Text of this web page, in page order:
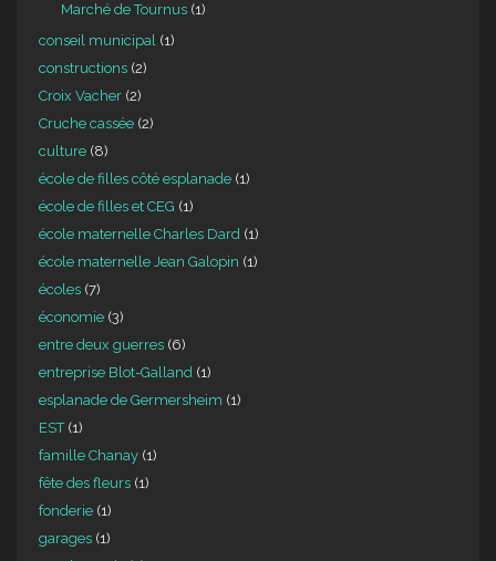
Marché de Tournus (1)
conseil municipal (1)
constructions (2)
Croix Vacher (2)
Cruche cassée (2)
culture (8)
école de filles côté esplanade (1)
école de filles et CEG (1)
école maternelle Charles Dard (1)
école maternelle Jean Galopin (1)
écoles (7)
économie (3)
entre deux guerres (6)
entreprise Blot-Galland (1)
esplanade de Germersheim (1)
EST(1)
famille Chanay (1)
fête des fleurs (1)
fonderie (1)
garages (1)